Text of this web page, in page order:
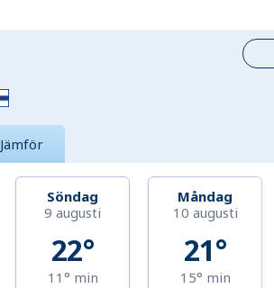
Jämför
Söndag
9 augusti
22°
11° min
Måndag
10 augusti
21°
15° min